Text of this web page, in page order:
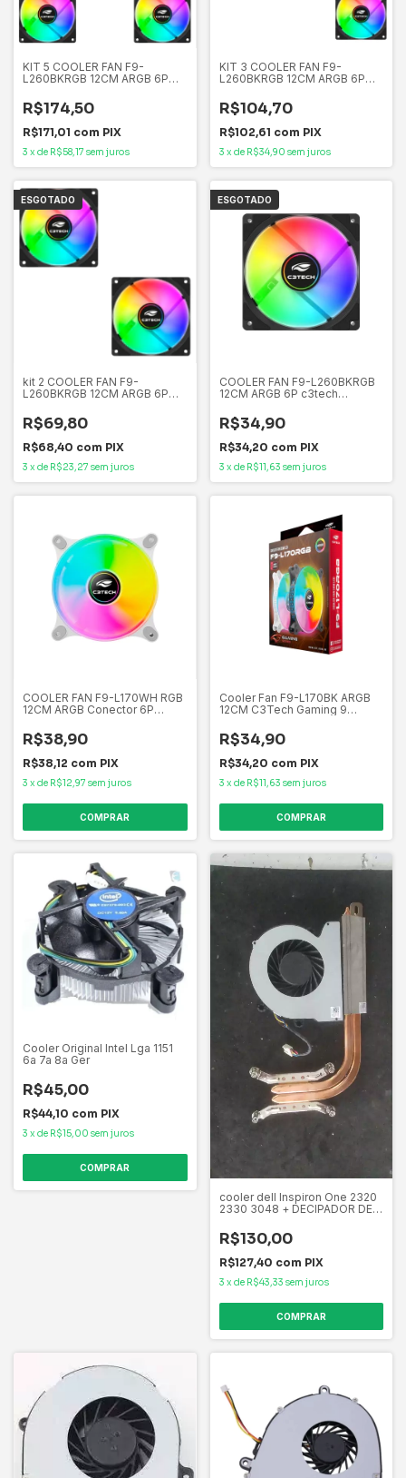
KIT 5 COOLER FAN F9-
L260BKRGB 12CM ARGB 6P
controladora
R$174,50
R$171,01 com PIX
3 x de R$58,17 sem juros
KIT 3 COOLER FAN F9-
L260BKRGB 12CM ARGB 6P
controladora
R$104,70
R$102,61 com PIX
3 x de R$34,90 sem juros
ESGOTADO
kit 2 COOLER FAN F9-
L260BKRGB 12CM ARGB 6P
controladora
R$69,80
R$68,40 com PIX
3 x de R$23,27 sem juros
ESGOTADO
COOLER FAN F9-L260BKRGB
12CM ARGB 6P c3tech
R$34,90
R$34,20 com PIX
3 x de R$11,63 sem juros
COOLER FAN F9-L170WH RGB
12CM ARGB Conector 6P
R$38,90
R$38,12 com PIX
3 x de R$12,97 sem juros
Cooler Fan F9-L170BK ARGB
12CM C3Tech Gaming 9
horas
R$34,90
R$34,20 com PIX
3 x de R$11,63 sem juros
Cooler Original Intel Lga 1151
6a 7a 8a Ger
R$45,00
R$44,10 com PIX
3 x de R$15,00 sem juros
cooler dell Inspiron One 2320
2330 3048 + DECIPADOR DE
R$130,00
R$127,40 com PIX
3 x de R$43,33 sem juros